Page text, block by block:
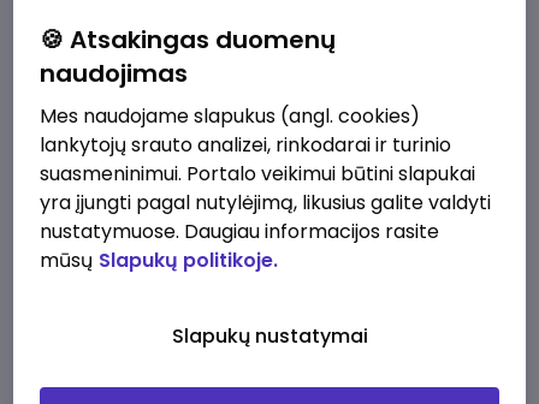
Pridėti naują
Kokios srities darbo pasiūlymai jus domina?
Pridėti naują
🍪 Atsakingas duomenų
naudojimas
Mes naudojame slapukus (angl. cookies)
lankytojų srauto analizei, rinkodarai ir turinio
suasmeninimui. Portalo veikimui būtini slapukai
yra įjungti pagal nutylėjimą, likusius galite valdyti
nustatymuose. Daugiau informacijos rasite
mūsų Slapukų politikoje.
Slapukų nustatymai